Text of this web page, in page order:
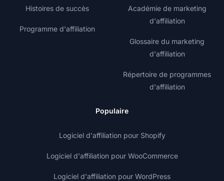
Histoires de succès
Programme d'affiliation
Académie de marketing
d'affiliation
Glossaire du marketing
d'affiliation
Répertoire de programmes
d'affiliation
Populaire
Logiciel d'affiliation pour Shopify
Logiciel d'affiliation pour WooCommerce
Logiciel d'affiliation pour WordPress